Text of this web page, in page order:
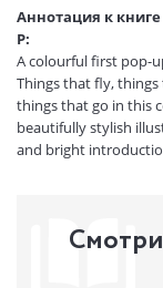
Код товара:
Артикул:
ISBN:
В продаже с:
Аннотация к
P:
A colourful first pop-
Things that fly,
things that go in this
beautifully stylish
and bright